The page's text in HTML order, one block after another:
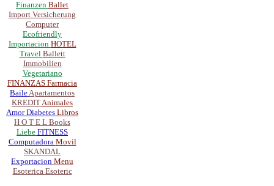
Finanzen Ballet
Import Versicherung
Computer
Ecofriendly
Importacion HOTEL
Travel Ballett
Immobilien
Vegetariano
FINANZAS Farmacia
BaileApartamentos
KREDITAnimales
AmorDiabetes Libros
H O T E L Books
Liebe FITNESS
Computadora Movil
SKANDAL
Exportacion Menu
Esoterica Esoteric